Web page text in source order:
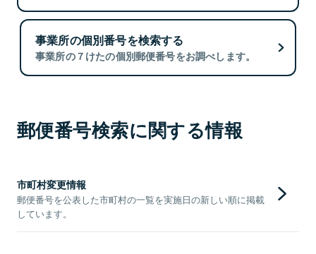
事業所の個別番号を検索する
事業所の７けたの個別郵便番号をお調べします。
郵便番号検索に関する情報
市町村変更情報
郵便番号を公表した市町村の一覧を実施日の新しい順に掲載
しています。